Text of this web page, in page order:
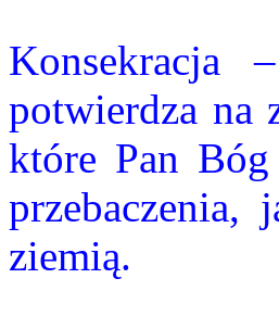
Konsekracja
potwierdza na
które Pan Bóg
ziemią.